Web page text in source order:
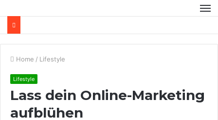
Home / Lifestyle
Lifestyle
Lass dein Online-Marketing
aufblühen